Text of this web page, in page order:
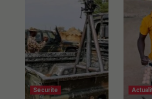
Securite